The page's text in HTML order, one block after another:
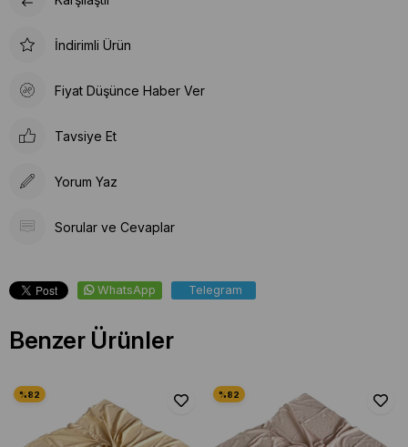
İndirimli Ürün
Fiyat Düşünce Haber Ver
Tavsiye Et
Yorum Yaz
Sorular ve Cevaplar
WhatsApp Telegram
Benzer Ürünler